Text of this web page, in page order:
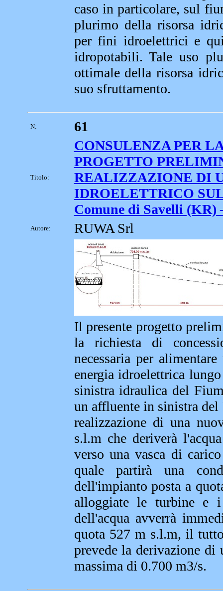
caso in particolare, sul
plurimo della risorsa
per fini idroelettrici e
idropotabili. Tale uso
ottimale della risorsa
suo sfruttamento.
N: 61
Titolo:
CONSULENZA PER
PROGETTO
REALIZZAZIONE DI
IDROELETTRICO
Comune di Savelli (KR)
Autore: RUWA Srl
Il presente progetto
la richiesta di
necessaria per
energia idroelettrica
sinistra idraulica del
un affluente in sinistra
realizzazione di una
s.l.m che deriverà
verso una vasca di
quale partirà una
dell'impianto posta a
alloggiate le turbine e
dell'acqua avverrà
quota 527 m s.l.m, il
prevede la derivazione di
massima di 0.700 m3/s.